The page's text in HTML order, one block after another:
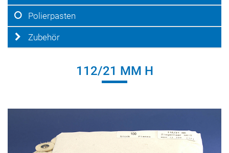
Polierpasten
Zubehör
112/21 MM H